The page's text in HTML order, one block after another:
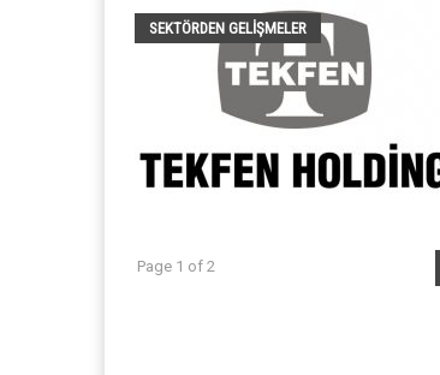
SEKTÖRDEN GELIŞMELER
Page 1 of 2